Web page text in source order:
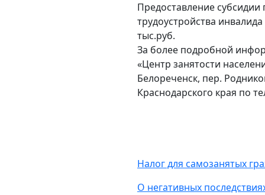
Предоставление
трудоустройства
тыс.руб.
За более подробной
«Центр занятости
Белореченск, пер.
Краснодарского края по
Налог для самозанятых
О негативных